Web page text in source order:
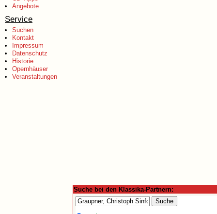
Angebote
Service
Suchen
Kontakt
Impressum
Datenschutz
Historie
Opernhäuser
Veranstaltungen
Suche bei den Klassika-Partnern: